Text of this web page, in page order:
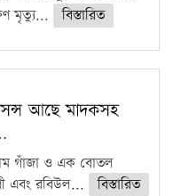
মৃত্যু...
বিস্তারিত
আছে মাদকসহ
গাঁজা ও এক বোতল
এবং রবিউল...
বিস্তারিত